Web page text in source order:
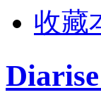
收藏